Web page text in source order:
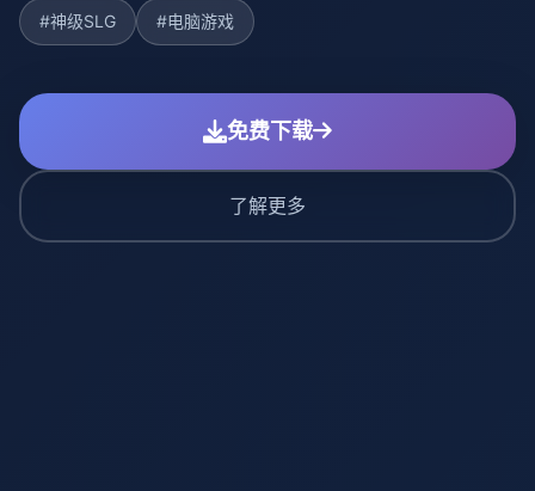
#神级SLG #电脑游戏
免费下载
了解更多